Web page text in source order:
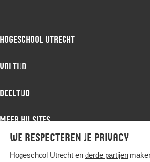
We respecteren je privacy
Hogeschool Utrecht en derde partijen
Hogeschool Utrecht
Voltijdopleidingen
Onderzoek
Werken bij de HU
Voltijd
Associate degree
Master
Studiekeuze voltijd
Deeltijd
Associate degree
Bachelor
Meer HU sites
HU International
HU Bibliotheek